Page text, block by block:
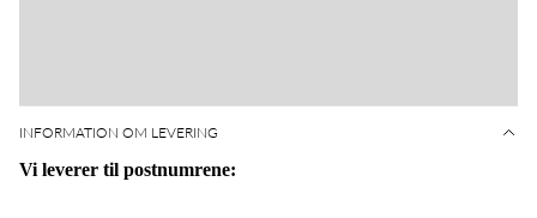
INFORMATION OM LEVERING
Vi leverer til postnumrene: